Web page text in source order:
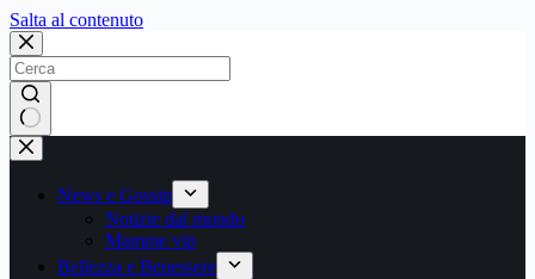
Salta al contenutoSalta
contenuto
Nessun
risultato
News e Gossip
Notizie dal mondo
Mamme vip
Bellezza e Benessere